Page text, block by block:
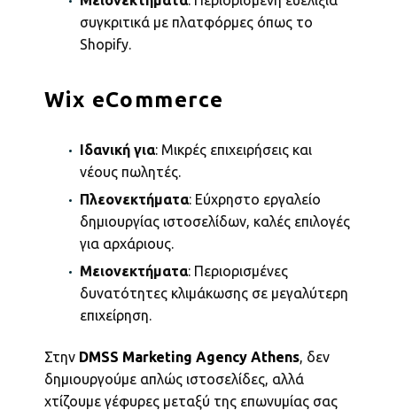
συγκριτικά με πλατφόρμες όπως το
Shopify.
Wix eCommerce
Ιδανική για: Μικρές επιχειρήσεις και
νέους πωλητές.
Πλεονεκτήματα: Εύχρηστο εργαλείο
δημιουργίας ιστοσελίδων, καλές επιλογές
για αρχάριους.
Μειονεκτήματα: Περιορισμένες
δυνατότητες κλιμάκωσης σε μεγαλύτερη
επιχείρηση.
Στην DMSS Marketing Agency Athens, δεν
δημιουργούμε απλώς ιστοσελίδες, αλλά
χτίζουμε γέφυρες μεταξύ της επωνυμίας σας